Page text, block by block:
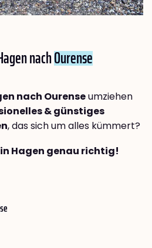
nachOurense
nach Ourenseumziehen
& günstiges
, das sich um alles kümmert?
Hagen genau richtig!